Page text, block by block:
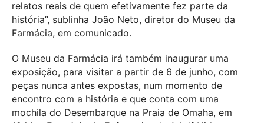
relatos reais de quem efetivamente fez parte da
história”, sublinha João Neto, diretor do Museu da
Farmácia, em comunicado.
O Museu da Farmácia irá também inaugurar uma
exposição, para visitar a partir de 6 de junho, com
peças nunca antes expostas, num momento de
encontro com a história e que conta com uma
mochila do Desembarque na Praia de Omaha, em